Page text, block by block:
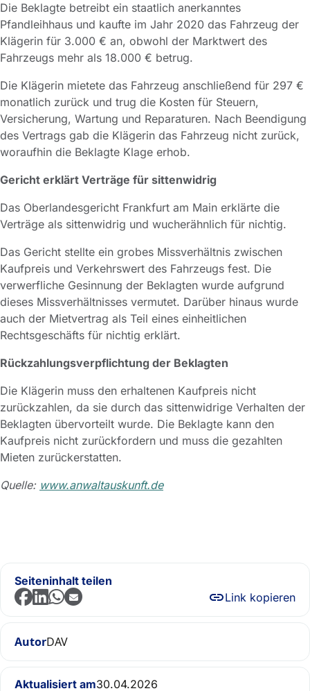
Die Beklagte betreibt ein staatlich anerkanntes
Pfandleihhaus und kaufte im Jahr 2020 das Fahrzeug der
Klägerin für 3.000 € an, obwohl der Marktwert des
Fahrzeugs mehr als 18.000 € betrug.
Die Klägerin mietete das Fahrzeug anschließend für 297 €
monatlich zurück und trug die Kosten für Steuern,
Versicherung, Wartung und Reparaturen. Nach Beendigung
des Vertrags gab die Klägerin das Fahrzeug nicht zurück,
woraufhin die Beklagte Klage erhob.
Gericht erklärt Verträge für sittenwidrig
Das Oberlandesgericht Frankfurt am Main erklärte die
Verträge als sittenwidrig und wucherähnlich für nichtig.
Das Gericht stellte ein grobes Missverhältnis zwischen
Kaufpreis und Verkehrswert des Fahrzeugs fest. Die
verwerfliche Gesinnung der Beklagten wurde aufgrund
dieses Missverhältnisses vermutet. Darüber hinaus wurde
auch der Mietvertrag als Teil eines einheitlichen
Rechtsgeschäfts für nichtig erklärt.
Rückzahlungsverpflichtung der Beklagten
Die Klägerin muss den erhaltenen Kaufpreis nicht
zurückzahlen, da sie durch das sittenwidrige Verhalten der
Beklagten übervorteilt wurde. Die Beklagte kann den
Kaufpreis nicht zurückfordern und muss die gezahlten
Mieten zurückerstatten.
Quelle: www.anwaltauskunft.de
Seiteninhalt teilen
Link kopieren
AutorDAV
Aktualisiert am30.04.2026